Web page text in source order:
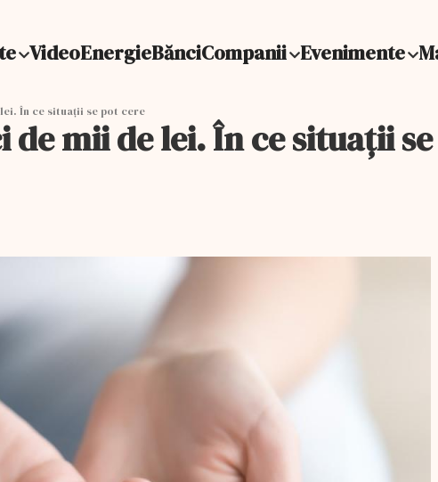
VideoEnergieBănciCompanii Evenimente
În ce situații se pot cere
mii de lei. În ce situații